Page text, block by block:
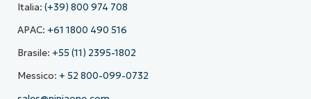
Italia: (+39) 800 974 708
APAC: +61 1800 490 516
Brasile: +55 (11) 2395-1802
Messico: + 52 800-099-0732